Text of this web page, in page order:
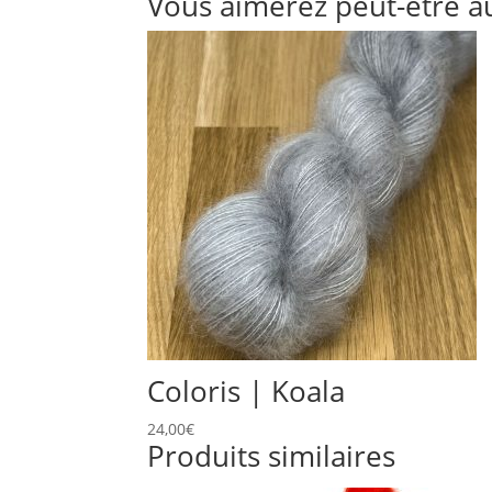
Coloris | Koala
24,00€
Produits similaires